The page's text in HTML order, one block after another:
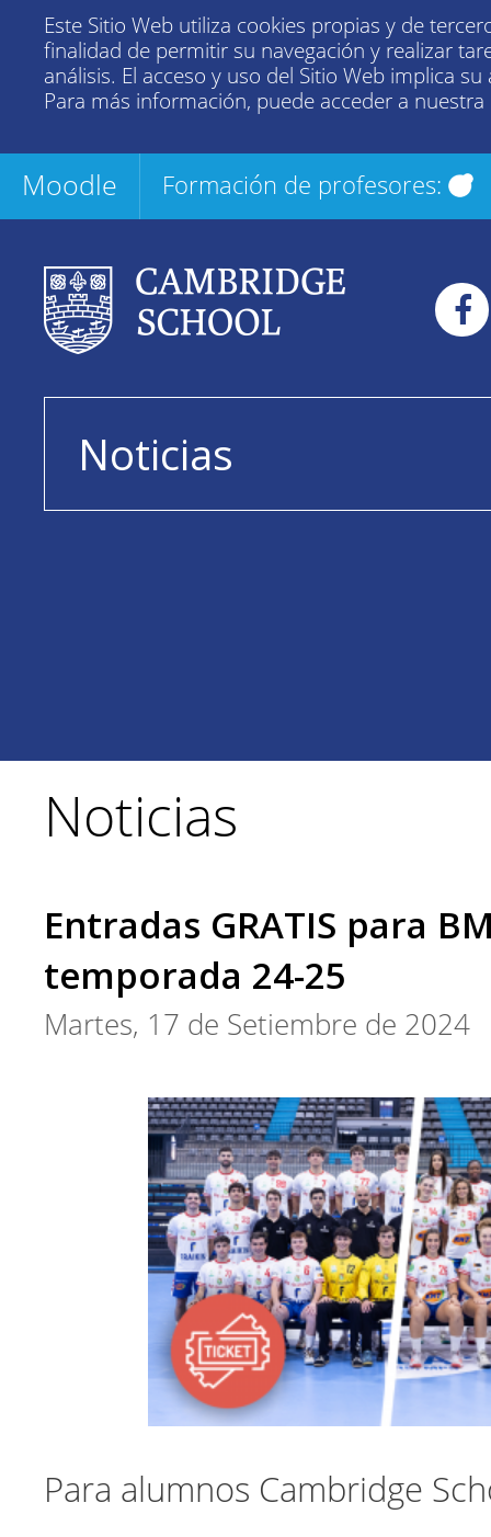
Este Sitio Web utiliza cookies propias y de
finalidad de permitir su navegación y realizar
análisis. El acceso y uso del Sitio Web implica su
Para más información, puede acceder a nuestra
Moodle Formación de profesores:
Noticias
Noticias
Entradas GRATIS para
temporada 24-25
Martes, 17 de Setiembre de 2024
Para alumnos Cambridge